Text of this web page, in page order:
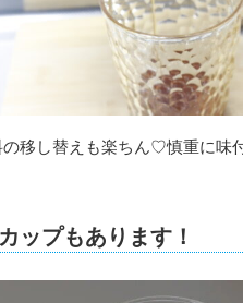
移し替えも楽ちん♡慎重に味
ップもあります！